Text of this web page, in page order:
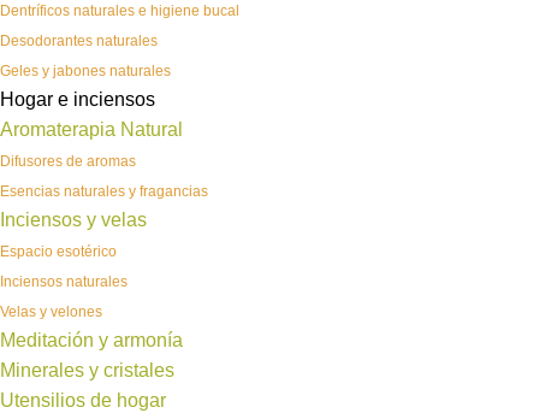
Dentríficos naturales e higiene bucal
Desodorantes naturales
Geles y jabones naturales
Hogar e inciensos
Aromaterapia Natural
Difusores de aromas
Esencias naturales y fragancias
Inciensos y velas
Espacio esotérico
Inciensos naturales
Velas y velones
Meditación y armonía
Minerales y cristales
Utensilios de hogar